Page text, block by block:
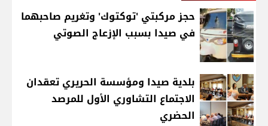
حجز مركبتي 'توكتوك' وتغريم صاحبهما
في صيدا بسبب الإزعاج الصوتي
بلدية صيدا ومؤسسة الحريري تعقدان
الاجتماع التشاوري الأول للمرصد
الحضري